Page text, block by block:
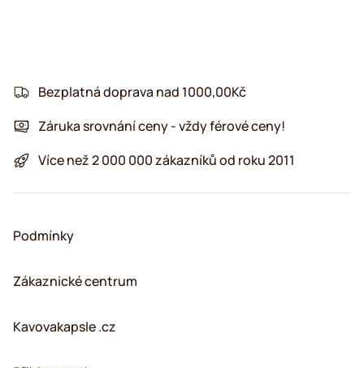
Bezplatná doprava nad 1000,00Kč
Záruka srovnání ceny - vždy férové ceny!
Více než 2 000 000 zákazníků od roku 2011
Podmínky
Zákaznické centrum
Kavovakapsle .cz